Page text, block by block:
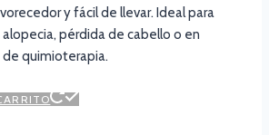
y fácil de llevar. Ideal para
pérdida de cabello o en
quimioterapia.